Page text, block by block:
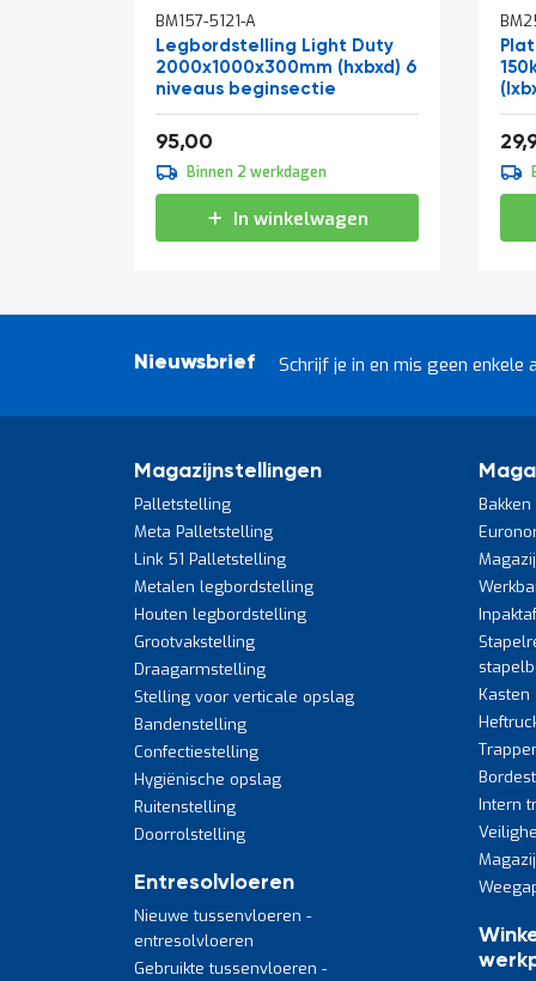
BM157-5121-A
Legbordstelling Light Duty
2000x1000x300mm (hxbxd) 6
niveaus beginsectie
Vanaf
95,00
Binnen 2 werkdagen
In winkelwagen
Nieuwsbrief Schrijf je in en mis geen enkele
Magazijnstellingen
Palletstelling
Meta Palletstelling
Link 51 Palletstelling
Metalen legbordstelling
Houten legbordstelling
Grootvakstelling
Draagarmstelling
Stelling voor verticale opslag
Bandenstelling
Confectiestelling
Hygiënische opslag
Ruitenstelling
Doorrolstelling
Entresolvloeren
Nieuwe tussenvloeren -
entresolvloeren
Gebruikte tussenvloeren -
Kasten
Intern